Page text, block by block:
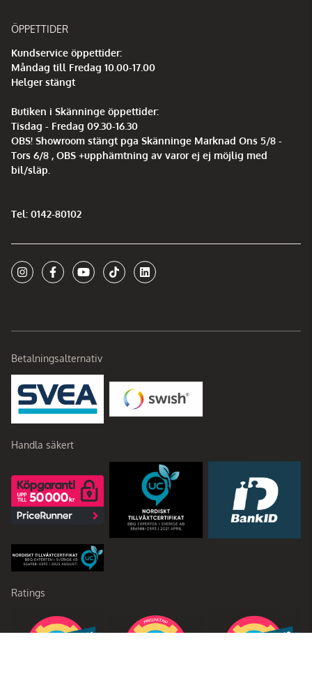
ÖPPETTIDER
Kundservice öppettider:
Måndag till Fredag 10.00-17.00
Helger stängt
Butiken i Skänninge öppettider:
Tisdag - Fredag 09.30-16.30
OBS! Showroom stängt pga Skänninge Marknad Ons 5/8 -
Tors 6/8 , OBS +upphämtning av varor ej ej möjlig med
bil/släp.
Tel: 0142-80102
Betalningsalternativ
Handla säkert
Ratings